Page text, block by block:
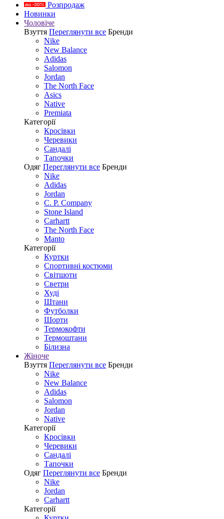
Розпродаж
Новинки
Чоловіче
Взуття Переглянути все Бренди
Nike
New Balance
Adidas
Salomon
Jordan
The North Face
Asics
Native
Premiata
Категорії
Кросівки
Черевики
Сандалі
Tапочки
Одяг Переглянути все Бренди
Nike
Adidas
Jordan
C. P. Company
Stone Island
Carhartt
The North Face
Manto
Категорії
Куртки
Спортивні костюми
Світшоти
Светри
Худі
Штани
Футболки
Шорти
Термокофти
Термоштани
Білизна
Жіноче
Взуття Переглянути все Бренди
Nike
New Balance
Adidas
Salomon
Jordan
Native
Категорії
Кросівки
Черевики
Сандалі
Tапочки
Одяг Переглянути все Бренди
Nike
Jordan
Carhartt
Категорії